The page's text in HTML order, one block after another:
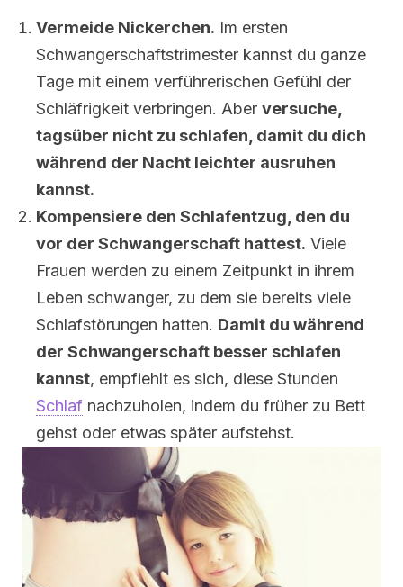
Vermeide Nickerchen. Im ersten
Schwangerschaftstrimester kannst du ganze
Tage mit einem verführerischen Gefühl der
Schläfrigkeit verbringen. Aber versuche,
tagsüber nicht zu schlafen, damit du dich
während der Nacht leichter ausruhen
kannst.
Kompensiere den Schlafentzug, den du
vor der Schwangerschaft hattest. Viele
Frauen werden zu einem Zeitpunkt in ihrem
Leben schwanger, zu dem sie bereits viele
Schlafstörungen hatten. Damit du während
der Schwangerschaft besser schlafen
kannst, empfiehlt es sich, diese Stunden
Schlaf nachzuholen, indem du früher zu Bett
gehst oder etwas später aufstehst.